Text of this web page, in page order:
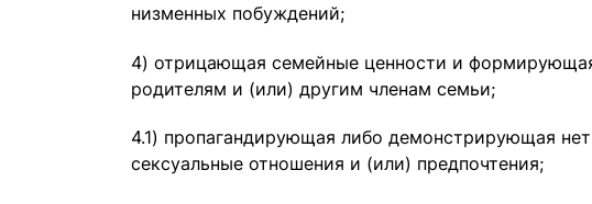
низменных побуждений;
4) отрицающая семейные ценности и
родителям и (или) другим членам семьи;
4.1) пропагандирующая либо демонстрирующая
сексуальные отношения и (или) предпочтения;